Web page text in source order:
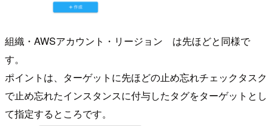
組織・AWSアカウント・リージョン は先ほどと同様で
す。
ポイントは、ターゲットに先ほどの止め忘れチェックタスク
で止め忘れたインスタンスに付与したタグをターゲットとし
て指定するところです。